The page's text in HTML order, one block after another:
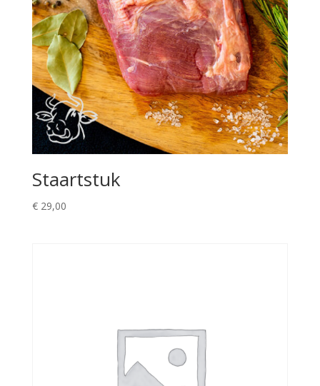
Staartstuk
€29,00